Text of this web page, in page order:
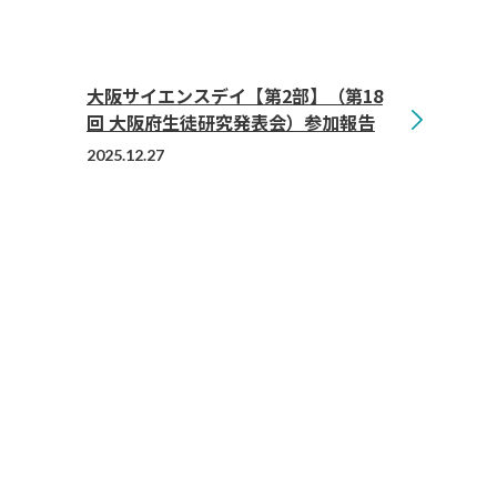
大阪サイエンスデイ【第2部】（第18
回 大阪府生徒研究発表会）参加報告
2025.12.27